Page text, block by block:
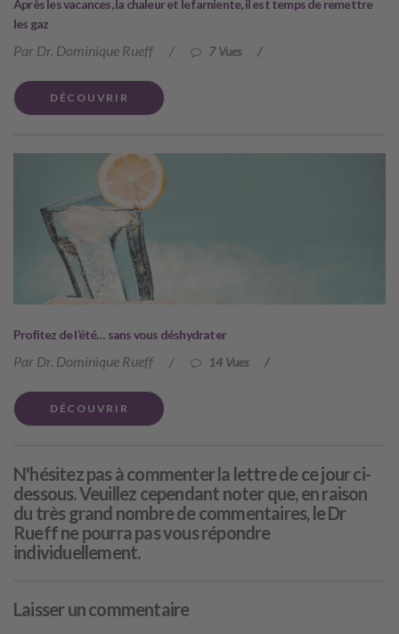
Après les vacances, la chaleur et le farniente, il est temps de remettre
les gaz
Par Dr. Dominique Rueff / 7 Vues /
DÉCOUVRIR
Profitez de l’été… sans vous déshydrater
Par Dr. Dominique Rueff / 14 Vues /
DÉCOUVRIR
N'hésitez pas à commenter la lettre de ce jour ci-
dessous. Veuillez cependant noter que, en raison
du très grand nombre de commentaires, le Dr
Rueff ne pourra pas vous répondre
individuellement.
Laisser un commentaire